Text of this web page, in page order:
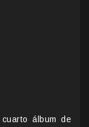
álbum de